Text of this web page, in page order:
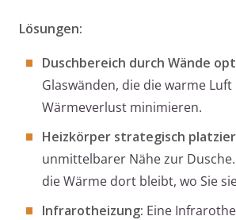
Lösungen:
Duschbereich durch Wände
Glaswänden, die die warme
Wärmeverlust minimieren.
Heizkörper strategisch
unmittelbarer Nähe zur
die Wärme dort bleibt, wo Sie
Infrarotheizung: Eine